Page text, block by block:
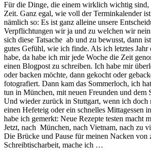
Für die Dinge, die einem wirklich wichtig sind,
Zeit. Ganz egal, wie voll der Terminkalender
nämlich so: Es ist ganz alleine unsere
Verpflichtungen wir ja und zu welchen wir nein
sich diese Tatsache ab und zu bewusst, dann
gutes Gefühl, wie ich finde. Als ich letztes Jahr
habe, da habe ich mir jede Woche die Zeit
einen Blogpost zu schreiben. Ich habe mir
oder backen möchte, dann gekocht oder
fotografiert. Dann kam das Sommerloch, ich
tun in München, mit neuen Freunden und dem
Und wieder zurück in Stuttgart, wenn ich doch
einen Hefeteig oder ein schnelles Mittagessen
habe ich gemerkt: Neue Rezepte testen macht
Jetzt, nach München, nach Vietnam, nach zu
Die Brücke und Pause für meinen Nacken von
Schreibtischarbeit, mache ich …